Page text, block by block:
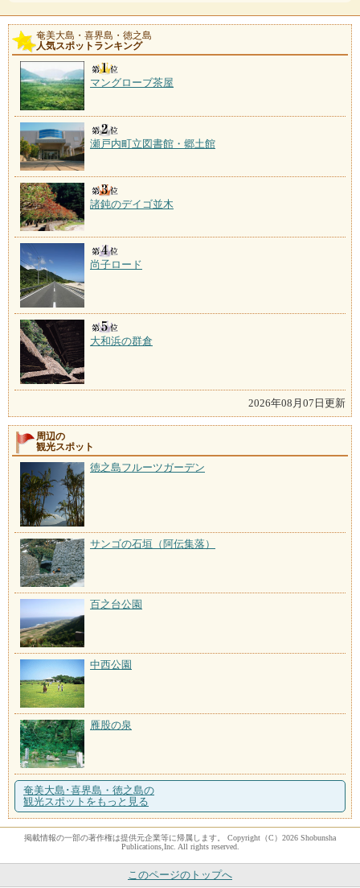
奄美大島・喜界島・徳之島
人気スポットランキング
マングローブ茶屋
瀬戸内町立図書館・郷土館
諸鈍のデイゴ並木
尚子ロード
大和浜の群倉
2026年08月07日更新
周辺の
観光スポット
徳之島フルーツガーデン
サンゴの石垣（阿伝集落）
百之台公園
中西公園
雁股の泉
奄美大島･喜界島・徳之島の
観光スポットをもっと見る
掲載情報の一部の著作権は提供元企業等に帰属します。 Copyright（C）2026 Shobunsha
Publications,Inc. All rights reserved.
このページのトップへ